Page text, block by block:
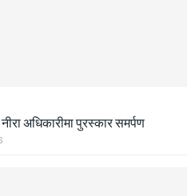
अधिकारीमा पुरस्कार समर्पण